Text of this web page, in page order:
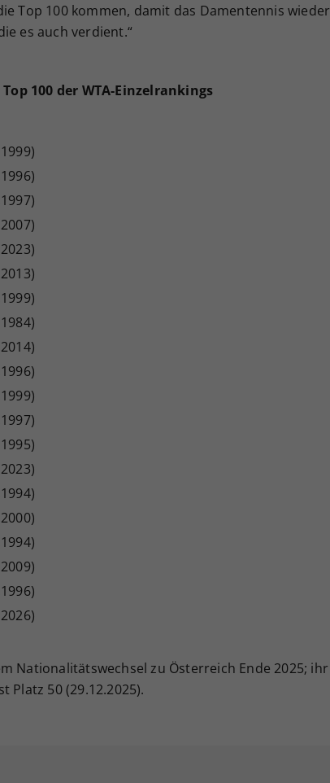
Top 100 kommen, damit das Damentennis wieder
es auch verdient.“
100 der WTA-Einzelrankings
Nationalitätswechsel zu Österreich Ende 2025; ihr
Platz 50 (29.12.2025).